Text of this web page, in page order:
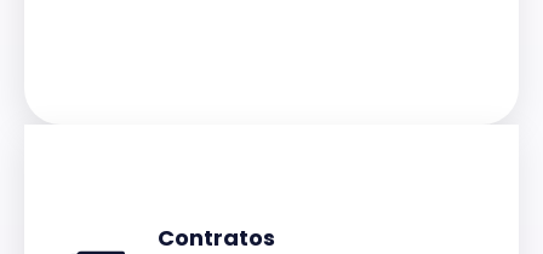
Contratos